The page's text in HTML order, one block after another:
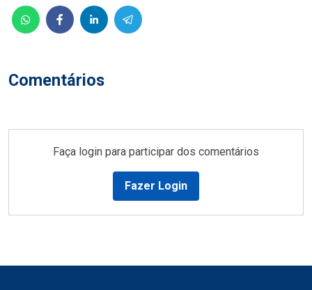
Comentários
Faça login para participar dos comentários
Fazer Login